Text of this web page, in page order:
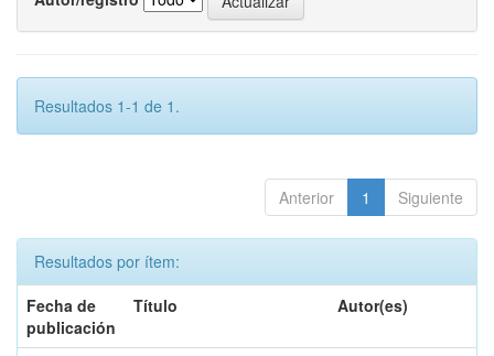
Resultados 1-1 de 1.
Anterior 1 Siguiente
Resultados por ítem:
Fecha de
publicación
Título Autor(es)